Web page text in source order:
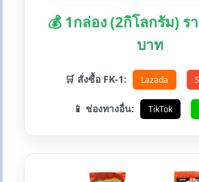
💰 1กล่อง (2กิโลกรัม) ร
บาท
🛒 สั่งซื้อ FK-1: Lazada
📱 ช่องทางอื่น: TikTok